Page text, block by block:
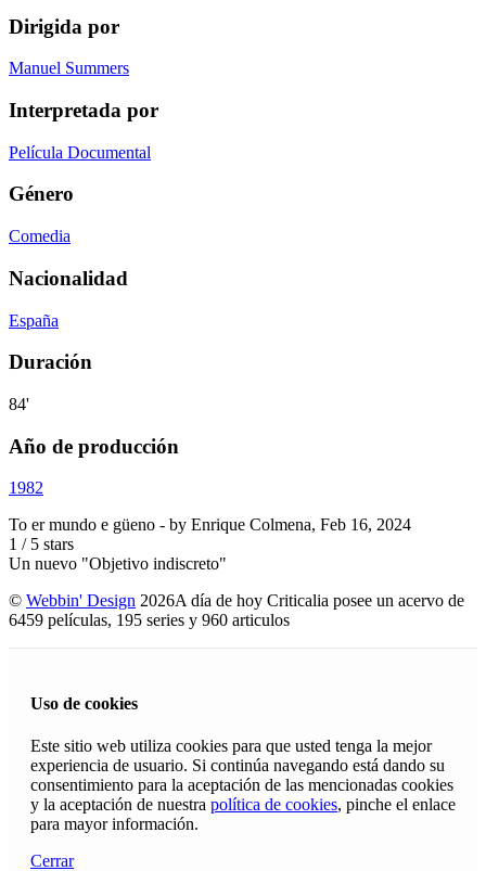
Dirigida por
Manuel Summers
Interpretada por
Película Documental
Género
Comedia
Nacionalidad
España
Duración
84'
Año de producción
1982
To er mundo e güeno - by Enrique Colmena, Feb 16, 2024
1 / 5 stars
Un nuevo "Objetivo indiscreto"
© Webbin' Design 2026A día de hoy Criticalia posee un acervo de
6459 películas, 195 series y 960 articulos
Uso de cookies
Este sitio web utiliza cookies para que usted tenga la mejor
experiencia de usuario. Si continúa navegando está dando su
consentimiento para la aceptación de las mencionadas cookies
y la aceptación de nuestra política de cookies, pinche el enlace
para mayor información.
Cerrar